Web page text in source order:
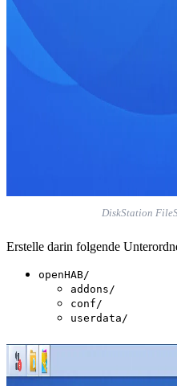
DiskStation
Erstelle darin folgende
openHAB/
addons/
conf/
userdata/